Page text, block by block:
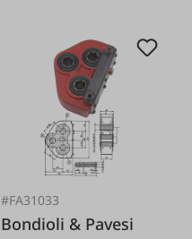
#FA31033
Bondioli & Pavesi